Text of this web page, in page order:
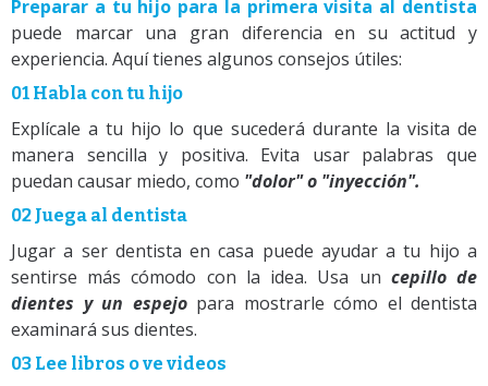
Preparar a tu hijo para la primera visita al dentista
puede marcar una gran diferencia en su actitud y
experiencia. Aquí tienes algunos consejos útiles:
01 Habla con tu hijo
Explícale a tu hijo lo que sucederá durante la visita de
manera sencilla y positiva. Evita usar palabras que
puedan causar miedo, como "dolor" o "inyección".
02 Juega al dentista
Jugar a ser dentista en casa puede ayudar a tu hijo a
sentirse más cómodo con la idea. Usa un cepillo de
dientes y un espejopara mostrarle cómo el dentista
examinará sus dientes.
03 Lee libros o ve videos